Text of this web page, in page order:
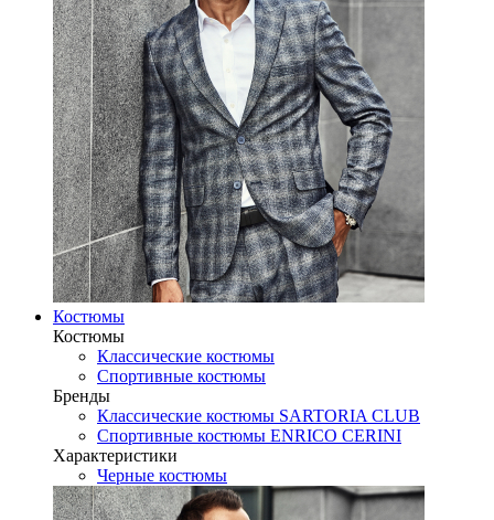
Костюмы
Костюмы
Классические костюмы
Спортивные костюмы
Бренды
Классические костюмы SARTORIA CLUB
Спортивные костюмы ENRICO CERINI
Характеристики
Черные костюмы